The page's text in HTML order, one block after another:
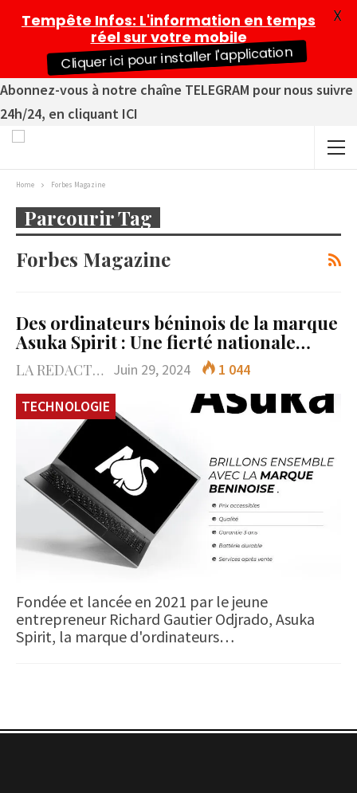
Abonnez-vous à notre chaîne TELEGRAM pour nous suivre
24h/24, en cliquant ICI
Home Forbes Magazine
Parcourir Tag
Forbes Magazine
Des ordinateurs béninois de la marque
Asuka Spirit : Une fierté nationale…
LA REDACTION Juin 29, 2024
1 044
TECHNOLOGIE
Fondée et lancée en 2021 par le jeune
entrepreneur Richard Gautier Odjrado, Asuka
Spirit, la marque d'ordinateurs…
Tempête Infos: L'information en temps
réel sur votre mobile
Cliquer ici pour installer l'application
X